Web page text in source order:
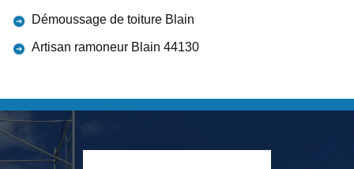
Démoussage de toiture Blain
Artisan ramoneur Blain 44130